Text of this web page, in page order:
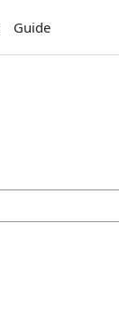
Guide